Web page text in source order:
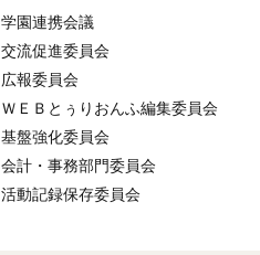
学園連携会議
交流促進委員会
広報委員会
ＷＥＢとぅりおんふ編集委員会
基盤強化委員会
会計・事務部門委員会
活動記録保存委員会